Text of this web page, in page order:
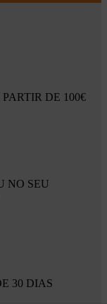
DE 100€
NO SEU
30 DIAS